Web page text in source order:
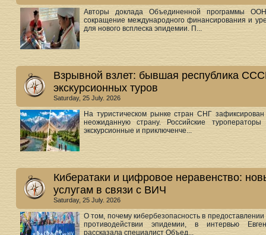
Авторы доклада Объединенной программы
сокращение международного финансирования и
для нового всплеска эпидемии. П...
Взрывной взлет: бывшая республика
экскурсионных туров
Saturday, 25 July. 2026
На туристическом рынке стран СНГ
неожиданную страну. Российские
экскурсионные и приключенче...
Кибератаки и цифровое неравенство:
услугам в связи с ВИЧ
Saturday, 25 July. 2026
О том, почему кибербезопасность в
противодействии эпидемии, в интервью
рассказала специалист Объед...